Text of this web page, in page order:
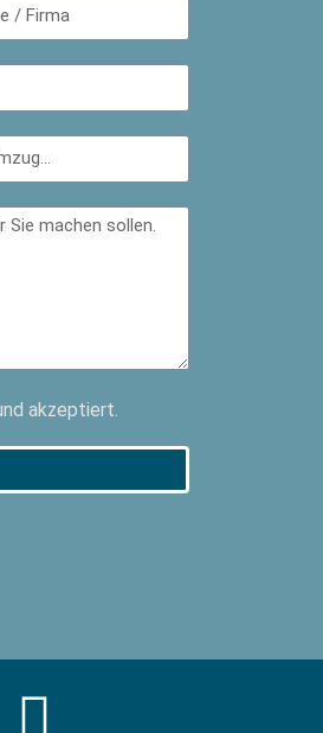
akzeptiert.